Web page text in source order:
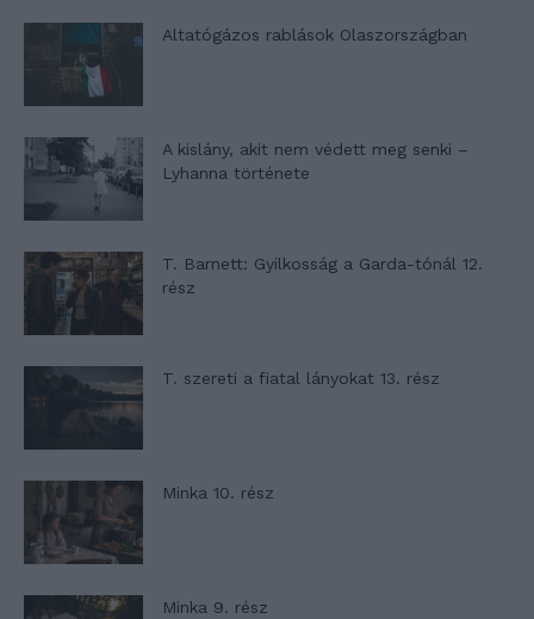
Altatógázos rablások Olaszországban
A kislány, akit nem védett meg senki –
Lyhanna története
T. Barnett: Gyilkosság a Garda-tónál 12.
rész
T. szereti a fiatal lányokat 13. rész
Minka 10. rész
Minka 9. rész